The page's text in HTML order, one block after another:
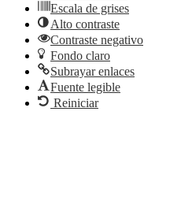
Escala de grises
Alto contraste
Contraste negativo
Fondo claro
Subrayar enlaces
Fuente legible
Reiniciar